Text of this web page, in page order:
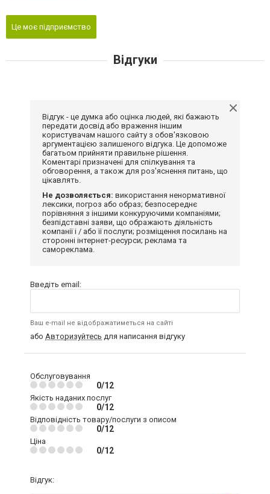
Це моє підприємство
Відгуки
Відгук - це думка або оцінка людей, які бажають
передати досвід або враження іншим
користувачам нашого сайту з обов'язковою
аргументацією залишеного відгука. Це допоможе
багатьом прийняти правильне рішення.
Коментарі призначені для спілкування та
обговорення, а також для роз'яснення питань, що
цікавлять.
Не дозволяється: використання ненормативної
лексики, погроз або образ; безпосереднє
порівняння з іншими конкуруючими компаніями;
безпідставні заяви, що ображають діяльність
компанії і / або її послуги; розміщення посилань на
сторонні інтернет-ресурси; реклама та
самореклама.
Введіть email:
Ваш e-mail не відображатиметься на сайті
або Авторизуйтесь для написання відгуку
Обслуговування
0/12
Якість наданих послуг
0/12
Відповідність товару/послуги з описом
0/12
Ціна
0/12
Відгук: